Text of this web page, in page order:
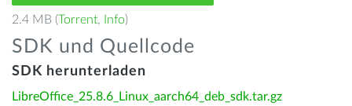
2.4 MB (Torrent, Info)
SDK und Quellcode
SDK herunterladen
LibreOffice_25.8.6_Linux_aarch64_deb_sdk.tar.gz